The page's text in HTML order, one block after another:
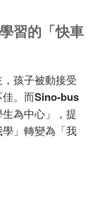
習的「快車
孩子被動接受
。而Sino-bus
為中心」，提
」轉變為「我